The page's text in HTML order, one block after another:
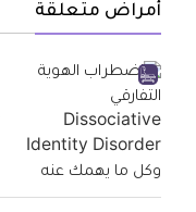
أمراض متعلقة